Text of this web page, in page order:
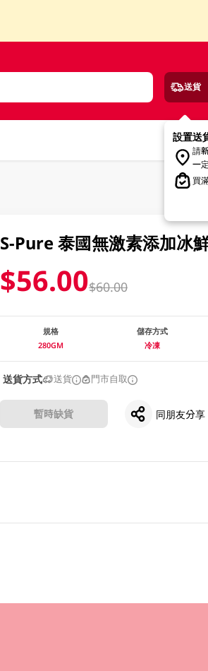
送貨
設置送
請
一
買
S-Pure 泰國無激素添加冰
$56.00$60.00
規格
280GM
儲存方式
冷凍
送貨方式 送貨 門市自取
暫時缺貨 同朋友分享